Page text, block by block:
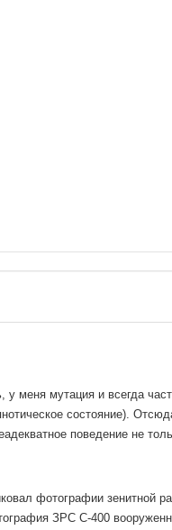
меня мутация и всегда
состояние).
поведение не
фотографии зенитной
ЗРС С-400